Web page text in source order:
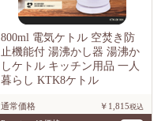
800ml 電気ケトル 空焚き防
止機能付 湯沸かし器 湯沸か
しケトル キッチン用品 一人
暮らし KTK8ケトル
通常価格
￥1,815